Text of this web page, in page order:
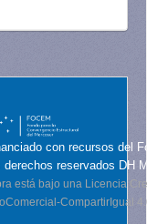
con recursos del
reservados DH
está bajo una Licencia
CompartirIgual